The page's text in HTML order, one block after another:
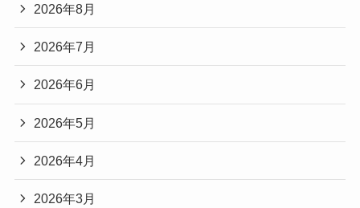
2026年8月
2026年7月
2026年6月
2026年5月
2026年4月
2026年3月